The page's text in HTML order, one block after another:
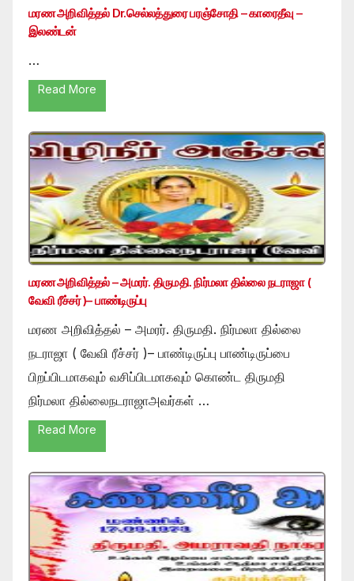
மரண அறிவித்தல் Dr.செல்லத்துரை பரஞ்சோதி – காரைதீவு –
இலண்டன்
…
Read More
மரண அறிவித்தல் – அமரர். திருமதி. நிர்மலா தில்லை நடராஜா (
வேவி ரீச்சர் )– பாண்டிருப்பு
மரண அறிவித்தல் – அமரர். திருமதி. நிர்மலா தில்லை
நடராஜா ( வேவி ரீச்சர் )– பாண்டிருப்பு பாண்டிருப்பை
பிறப்பிடமாகவும் வசிப்பிடமாகவும் கொண்ட திருமதி
நிர்மலா தில்லைநடராஜாஅவர்கள் …
Read More